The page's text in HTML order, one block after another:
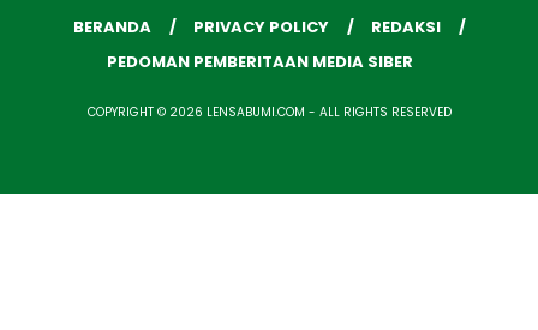
BERANDA PRIVACY POLICY
REDAKSI
PEDOMAN PEMBERITAAN MEDIA SIBER
COPYRIGHT © 2026 LENSABUMI.COM - ALL RIGHTS RESERVED